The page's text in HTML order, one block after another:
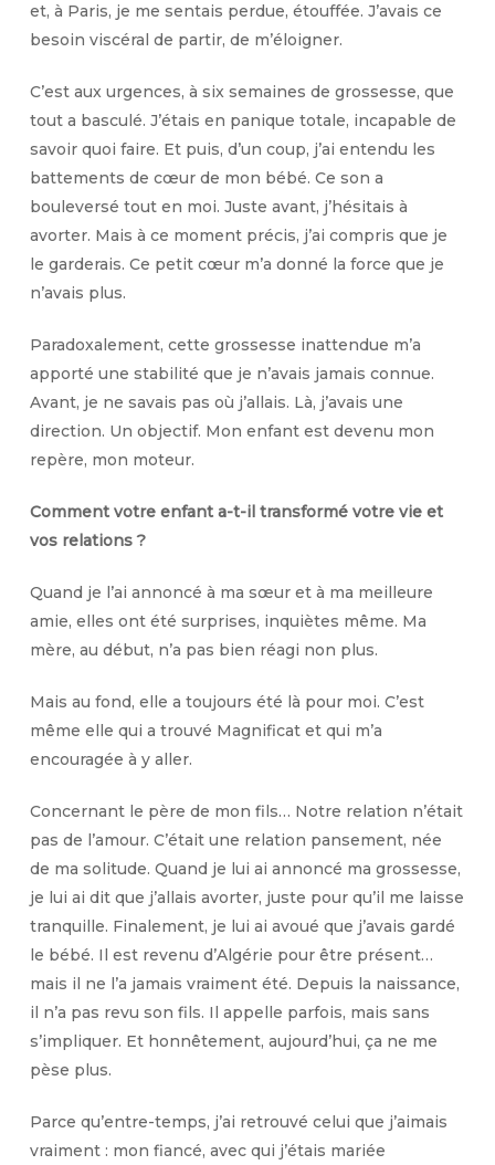
et, à Paris, je me sentais perdue, étouffée. J’avais ce
besoin viscéral de partir, de m’éloigner.
C’est aux urgences, à six semaines de grossesse, que
tout a basculé. J’étais en panique totale, incapable de
savoir quoi faire. Et puis, d’un coup, j’ai entendu les
battements de cœur de mon bébé. Ce son a
bouleversé tout en moi. Juste avant, j’hésitais à
avorter. Mais à ce moment précis, j’ai compris que je
le garderais. Ce petit cœur m’a donné la force que je
n’avais plus.
Paradoxalement, cette grossesse inattendue m’a
apporté une stabilité que je n’avais jamais connue.
Avant, je ne savais pas où j’allais. Là, j’avais une
direction. Un objectif. Mon enfant est devenu mon
repère, mon moteur.
Comment votre enfant a-t-il transformé votre vie et
vos relations ?
Quand je l’ai annoncé à ma sœur et à ma meilleure
amie, elles ont été surprises, inquiètes même. Ma
mère, au début, n’a pas bien réagi non plus.
Mais au fond, elle a toujours été là pour moi. C’est
même elle qui a trouvé Magnificat et qui m’a
encouragée à y aller.
Concernant le père de mon fils… Notre relation n’était
pas de l’amour. C’était une relation pansement, née
de ma solitude. Quand je lui ai annoncé ma grossesse,
je lui ai dit que j’allais avorter, juste pour qu’il me laisse
tranquille. Finalement, je lui ai avoué que j’avais gardé
le bébé. Il est revenu d’Algérie pour être présent…
mais il ne l’a jamais vraiment été. Depuis la naissance,
il n’a pas revu son fils. Il appelle parfois, mais sans
s’impliquer. Et honnêtement, aujourd’hui, ça ne me
pèse plus.
Parce qu’entre-temps, j’ai retrouvé celui que j’aimais
vraiment : mon fiancé, avec qui j’étais mariée